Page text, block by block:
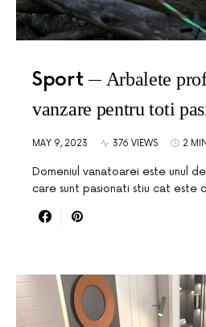
Sport
Arbalete
vanzare pentru toti
MAY 9, 2023 376 VIEWS 2
Domeniul vanatoarei este unul
care sunt pasionati stiu cat este